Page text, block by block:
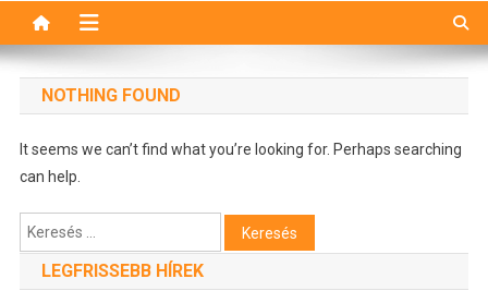
NOTHING FOUND
It seems we can’t find what you’re looking for. Perhaps searching
can help.
Keresés:
LEGFRISSEBB HÍREK